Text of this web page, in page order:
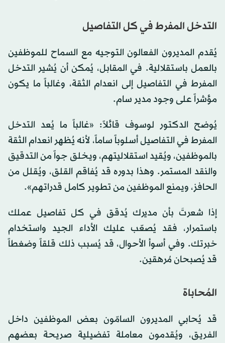
التدخل المفرط في كل التفاصيل
يُقدم المديرون الفعالون التوجيه مع السماح للموظفين
بالعمل باستقلالية. في المقابل، يُمكن أن يُشير التدخل
المفرط في التفاصيل إلى انعدام الثقة، وغالباً ما يكون
مؤشراً على وجود مدير سام.
يُوضح الدكتور لوسوف قائلاً: «غالباً ما يُعد التدخل
المفرط في التفاصيل أسلوباً ساماً، لأنه يُظهر انعدام الثقة
بالموظفين، ويُقيد استقلاليتهم، ويخلق جواً من التدقيق
والنقد المستمر. وهذا بدوره قد يُفاقم القلق، ويُقلل من
الحافز، ويمنع الموظفين من تطوير كامل قدراتهم».
إذا شعرتَ بأن مديرك يُدقق في كل تفاصيل عملك
باستمرار، فقد يُصعّب عليك الأداء الجيد واستخدام
خبرتك. وفي أسوأ الأحوال، قد يُسبب ذلك قلقاً وضغطاً
قد يُصبحان مُرهقين.
المُحاباة
قد يُحابي المديرون السامّون بعض الموظفين داخل
الفريق، ويُقدمون معاملة تفضيلية صريحة بعضهم